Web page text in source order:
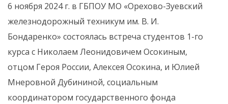
6 ноября 2024 г. в ГБПОУ МО «Орехово-Зуевский
железнодорожный техникум им. В. И.
Бондаренко» состоялась встреча студентов 1-го
курса с Николаем Леонидовичем Осокиным,
отцом Героя России, Алексея Осокина, и Юлией
Мнеровной Дубининой, социальным
координатором государственного фонда